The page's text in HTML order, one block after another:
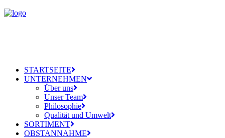
STARTSEITE
UNTERNEHMEN
Über uns
Unser Team
Philosophie
Qualität und Umwelt
SORTIMENT
OBSTANNAHME